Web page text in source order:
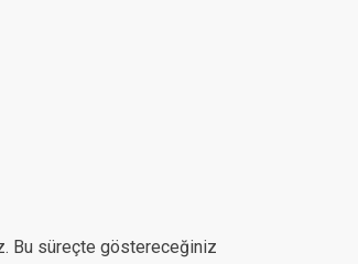
Bu süreçte göstereceğiniz